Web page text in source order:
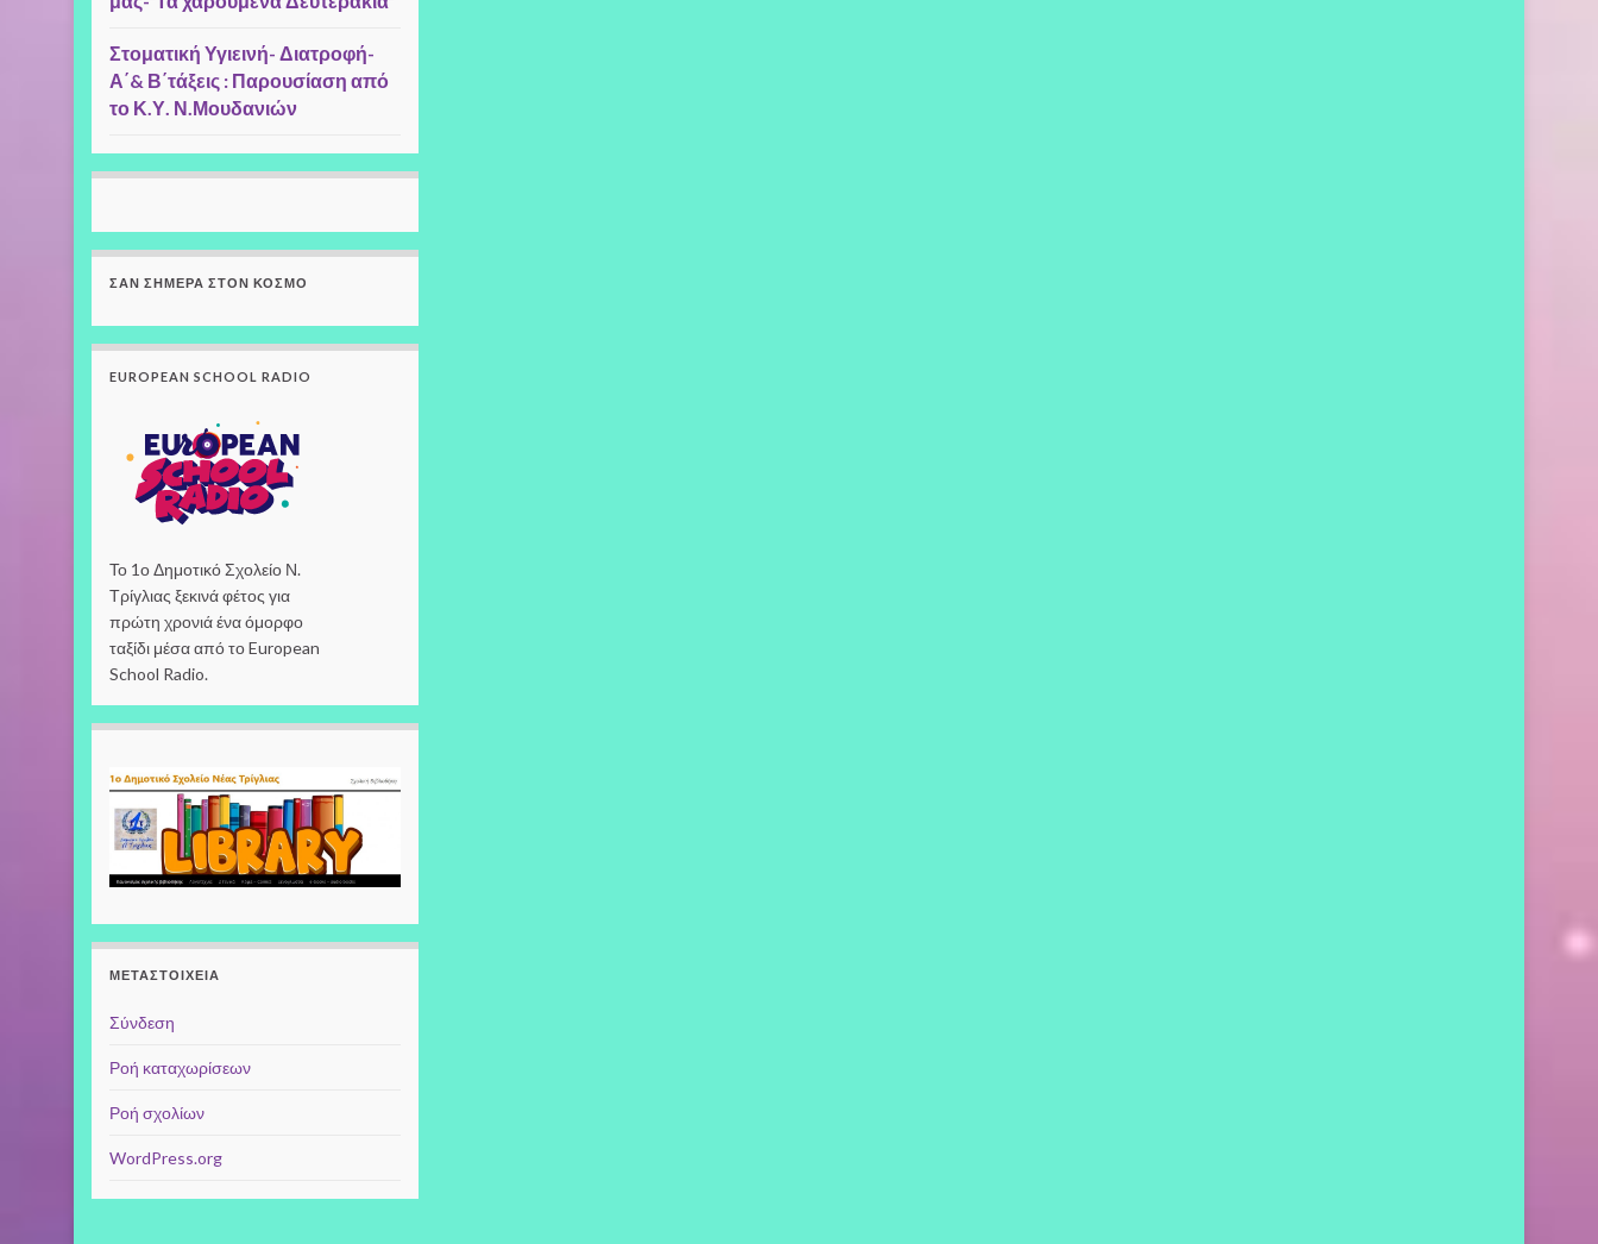
Στοματική Υγιεινή- Διατροφή-
Α΄& Β΄τάξεις : Παρουσίαση από
το Κ.Υ. Ν.Μουδανιών
ΣΑΝ ΣΉΜΕΡΑ ΣΤΟΝ ΚΌΣΜΟ
EUROPEAN SCHOOL RADIO
Το 1ο Δημοτικό Σχολείο Ν.
Τρίγλιας ξεκινά φέτος για
πρώτη χρονιά ένα όμορφο
ταξίδι μέσα από το European
School Radio.
ΜΕΤΑΣΤΟΙΧΕΊΑ
Σύνδεση
Ροή καταχωρίσεων
Ροή σχολίων
WordPress.org